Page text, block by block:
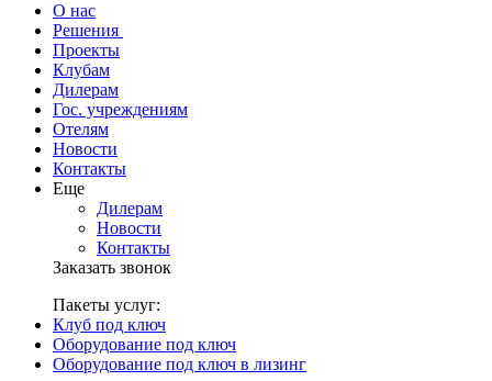
О нас
Решения
Проекты
Клубам
Дилерам
Гос. учреждениям
Отелям
Новости
Контакты
Еще
Дилерам
Новости
Контакты
Заказать звонок
Пакеты услуг:
Клуб под ключ
Оборудование под ключ
Оборудование под ключ в лизинг